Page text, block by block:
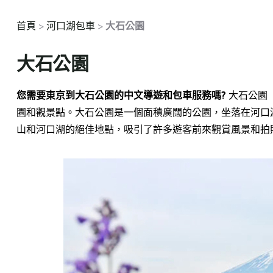
首頁 > 河口湖包車 > 大石公園
大石公園
您需要東京到大石公園的中文導遊和包車服務嗎? 大石公園
園和觀景點。大石公園是一個面積廣闊的公園，坐落在河
山和河口湖的絕佳地點，吸引了許多遊客前來觀賞風景和拍